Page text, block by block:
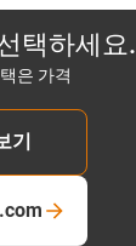
택하세요.
은 가격
기